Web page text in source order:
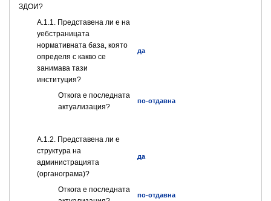
ЗДОИ?
A.1.1. Представена ли е на
уебстраницата
нормативната база, която
определя с какво се
занимава тази
институция?
да
Откога е последната
актуализация?
по-отдавна
A.1.2. Представена ли е
структура на
администрацията
(органограма)?
да
Откога е последната
по-отдавна